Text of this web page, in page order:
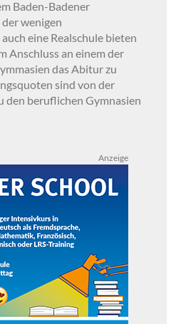
Baden-Badener
wenigen
eine Realschule bieten
Anschluss an einem der
das Abitur zu
sind von der
den beruflichen Gymnasien
Anzeige